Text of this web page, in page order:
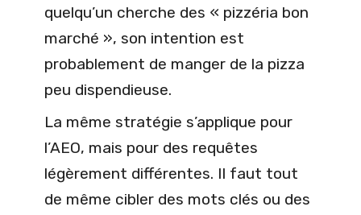
quelqu’un cherche des « pizzéria bon
marché », son intention est
probablement de manger de la pizza
peu dispendieuse.
La même stratégie s’applique pour
l’AEO, mais pour des requêtes
légèrement différentes. Il faut tout
de même cibler des mots clés ou des